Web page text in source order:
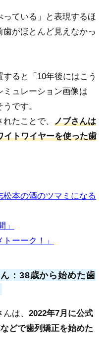
ている」と表現するほ
がほとんど見えなかっ
ると「10年後にはこう
ュレーション画像は
うです。
たことで、 ノブさんは
イトワイヤーを使った歯
本の酒のツマミになる
」
ーーク！」
：38歳から始めた歯
は、 2022年7月に公式
どで歯列矯正を始めた